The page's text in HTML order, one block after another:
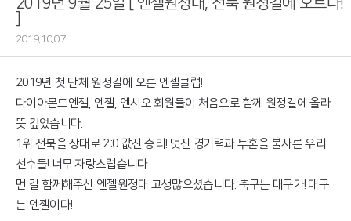
2019.10.07
2019년 첫 단체 원정길에 오른 엔젤클럽!
다이아몬드엔젤, 엔젤, 엔시오 회원들이 처음으로 함께 원정길에 올라
뜻 깊었습니다.
1위 전북을 상대로 2:0 값진 승리! 멋진 경기력과 투혼을 불사른 우리
선수들! 너무 자랑스럽습니다.
먼 길 함께해주신 엔젤원정대 고생많으셨습니다. 축구는 대구가! 대구
는 엔젤이다!